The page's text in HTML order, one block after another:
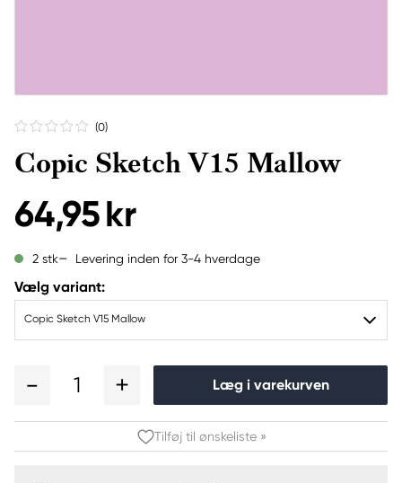
(0)
Copic Sketch V15 Mallow
64,95 kr
2 stk Levering inden for 3-4 hverdage
Vælg variant:
Copic Sketch V15 Mallow
1 Læg i varekurven
Tilføj til ønskeliste »